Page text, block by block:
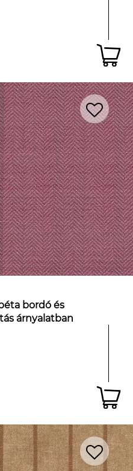
bordó és
árnyalatban